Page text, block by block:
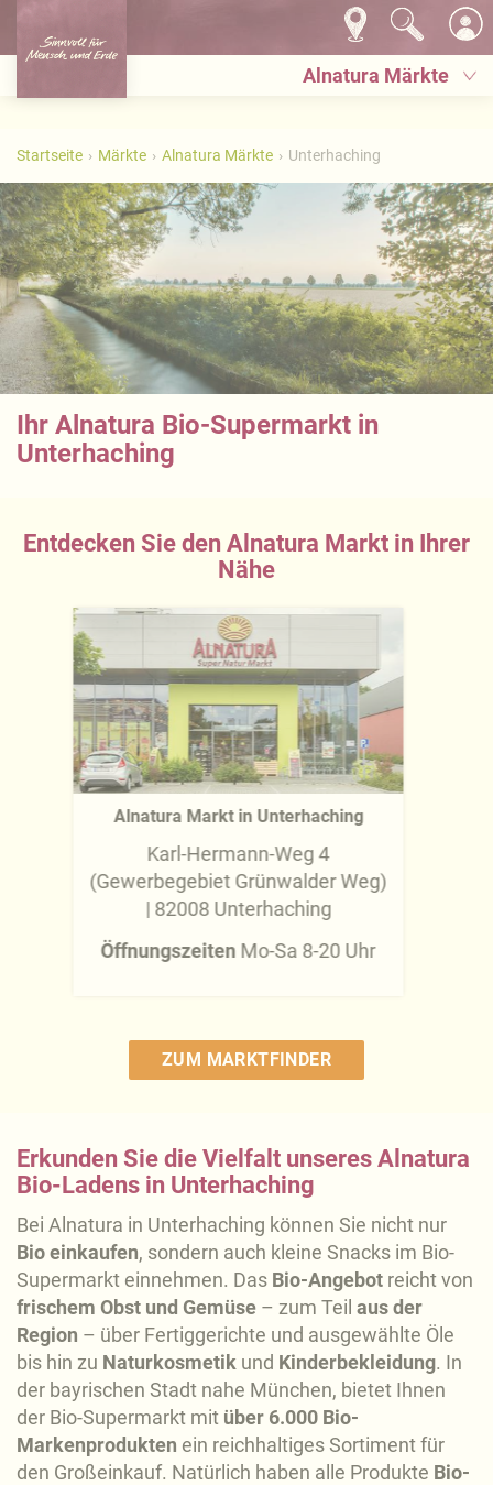
Alnatura Märkte
Startseite Märkte Alnatura Märkte Unterhaching
Ihr Alnatura Bio-Supermarkt in
Unterhaching
Entdecken Sie den Alnatura Markt in Ihrer
Nähe
Alnatura Markt in Unterhaching
Karl-Hermann-Weg 4
(Gewerbegebiet Grünwalder Weg)
| 82008 Unterhaching
Öffnungszeiten Mo-Sa 8-20 Uhr
ZUM MARKTFINDER
Erkunden Sie die Vielfalt unseres Alnatura
Bio-Ladens in Unterhaching
Bei Alnatura in Unterhaching können Sie nicht nur
Bio einkaufen, sondern auch kleine Snacks im Bio-
Supermarkt einnehmen. Das Bio-Angebot reicht von
frischem Obst und Gemüse – zum Teil aus der
Region – über Fertiggerichte und ausgewählte Öle
bis hin zu Naturkosmetik und Kinderbekleidung. In
der bayrischen Stadt nahe München, bietet Ihnen
der Bio-Supermarkt mit über 6.000 Bio-
Markenprodukten ein reichhaltiges Sortiment für
den Großeinkauf. Natürlich haben alle Produkte Bio-